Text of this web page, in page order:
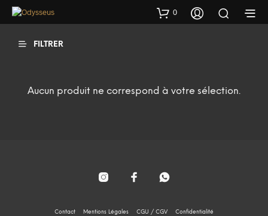
0
FILTRER
Aucun produit ne correspond à votre sélection.
Contact Mentions Légales CGU / CGV Confidentialité